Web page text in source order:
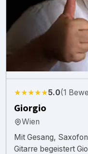
★★★★★5.0(1
Giorgio
Wien
Mit Gesang,
Gitarre begeistert